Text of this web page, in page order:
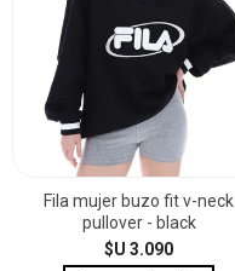
Fila mujer buzo fit v-neck
pullover - black
$U 3.090